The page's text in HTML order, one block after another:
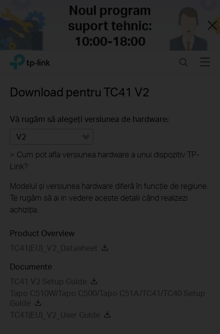
Close
Click
navigation
TP-Link, Reliably Smart SearchMenu
Download pentruTC41 V2
Vă rugăm să alegeți versiunea de hardware:
V2
> Cum pot afla versiunea hardware a unui dispozitiv TP-
Link?
Modelul și versiunea hardware diferă în funcție de regiune.
Te rugăm să ai in vedere aceste detalii când realizezi
achiziția.
Product Overview
TC41(EU)_V2_Datasheet
Documente
TC41 V2 Setup Guide
Tapo C510W/Tapo C500/Tapo C51A/TC41/TC40 Setup
Guide
TC41(EU)_V2_User Guide